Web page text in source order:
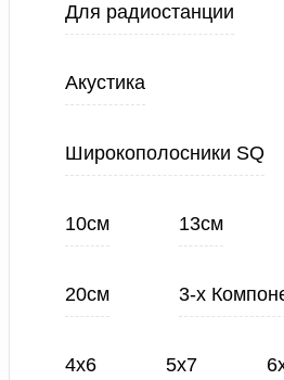
Для радиостанции
Акустика
Широкополосники SQ
10см 13см
20см 3-х
4х6 5х7